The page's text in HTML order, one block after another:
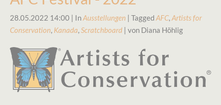
28.05.2022 14:00 | InAusstellungen | TaggedAFC,Artists for
Conservation, Kanada,Scratchboard | von Diana Höhlig